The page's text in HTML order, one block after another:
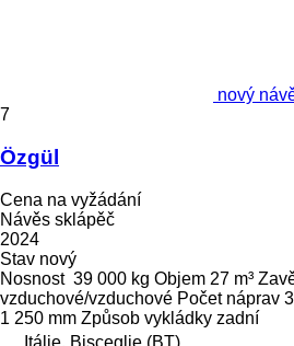
nový
7
Özgül
Cena na vyžádání
Návěs sklápěč
2024
Stav nový
Nosnost 39 000 kg Objem 27 m³
vzduchové/vzduchové Počet náprav 3
1 250 mm Způsob vykládky zadní
Itálie, Bisceglie (BT)